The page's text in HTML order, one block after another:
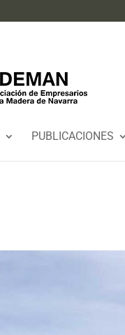
PUBLICACIONES